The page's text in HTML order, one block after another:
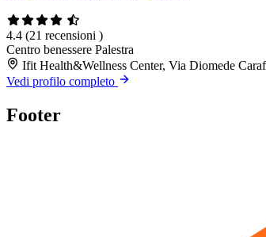
4.4 (21 recensioni )
Centro benessere Palestra
Ifit Health&Wellness Center, Via Diomede
Vedi profilo completo
Footer